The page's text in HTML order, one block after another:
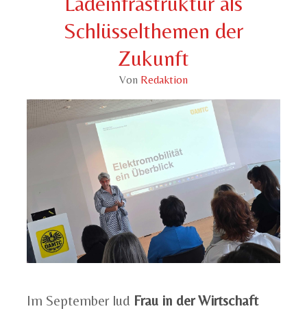
Schlüsselthemen der
Zukunft
Von Redaktion
Im September lud Frau in der Wirtschaft